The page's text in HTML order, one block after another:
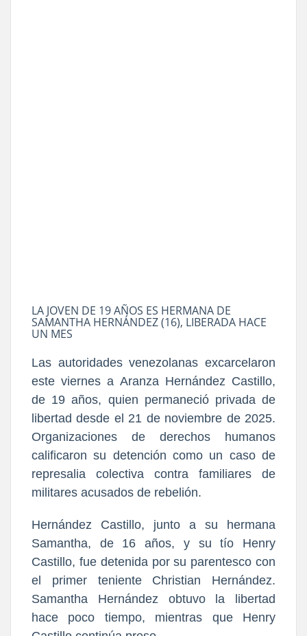
LA JOVEN DE 19 AÑOS ES HERMANA DE
SAMANTHA HERNÁNDEZ (16), LIBERADA HACE
UN MES
Las autoridades venezolanas excarcelaron
este viernes a Aranza Hernández Castillo,
de 19 años, quien permaneció privada de
libertad desde el 21 de noviembre de 2025.
Organizaciones de derechos humanos
calificaron su detención como un caso de
represalia colectiva contra familiares de
militares acusados de rebelión.
Hernández Castillo, junto a su hermana
Samantha, de 16 años, y su tío Henry
Castillo, fue detenida por su parentesco con
el primer teniente Christian Hernández.
Samantha Hernández obtuvo la libertad
hace poco tiempo, mientras que Henry